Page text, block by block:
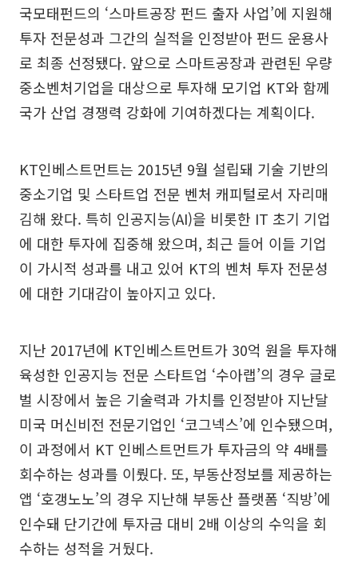
국모태펀드의 ‘스마트공장 펀드 출자 사업’에 지원해
투자 전문성과 그간의 실적을 인정받아 펀드 운용사
로 최종 선정됐다. 앞으로 스마트공장과 관련된 우량
중소벤처기업을 대상으로 투자해 모기업 KT와 함께
국가 산업 경쟁력 강화에 기여하겠다는 계획이다.
KT인베스트먼트는 2015년 9월 설립돼 기술 기반의
중소기업 및 스타트업 전문 벤처 캐피털로서 자리매
김해 왔다. 특히 인공지능(AI)을 비롯한 IT 초기 기업
에 대한 투자에 집중해 왔으며, 최근 들어 이들 기업
이 가시적 성과를 내고 있어 KT의 벤처 투자 전문성
에 대한 기대감이 높아지고 있다.
지난 2017년에 KT인베스트먼트가 30억 원을 투자해
육성한 인공지능 전문 스타트업 ‘수아랩’의 경우 글로
벌 시장에서 높은 기술력과 가치를 인정받아 지난달
미국 머신비전 전문기업인 ‘코그넥스’에 인수됐으며,
이 과정에서 KT 인베스트먼트가 투자금의 약 4배를
회수하는 성과를 이뤘다. 또, 부동산정보를 제공하는
앱 ‘호갱노노’의 경우 지난해 부동산 플랫폼 ‘직방’에
인수돼 단기간에 투자금 대비 2배 이상의 수익을 회
수하는 성적을 거뒀다.